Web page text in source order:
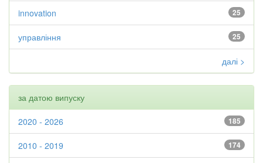
25
innovation
25
управління
далі >
за датою випуску
185
2020 - 2026
174
2010 - 2019